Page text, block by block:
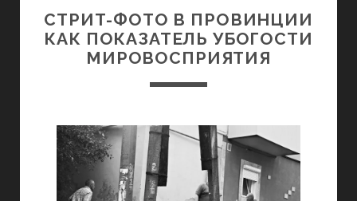
СТРИТ-ФОТО В ПРОВИНЦИИ
КАК ПОКАЗАТЕЛЬ УБОГОСТИ
МИРОВОСПРИЯТИЯ